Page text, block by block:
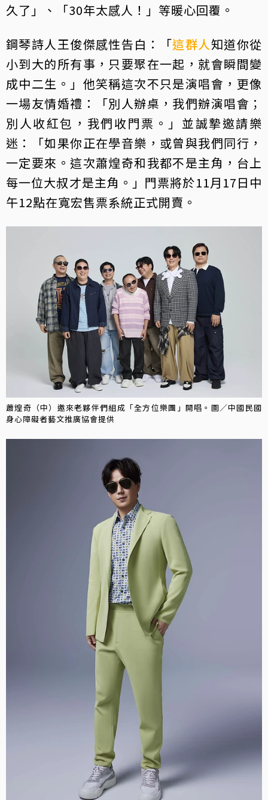
久了」、「30年太感人！」等暖心回覆。
鋼琴詩人王俊傑感性告白：「這群人知道你從
小到大的所有事，只要聚在一起，就會瞬間變
成中二生。」他笑稱這次不只是演唱會，更像
一場友情婚禮：「別人辦桌，我們辦演唱會；
別人收紅包，我們收門票。」並誠摯邀請樂
迷：「如果你正在學音樂，或曾與我們同行，
一定要來。這次蕭煌奇和我都不是主角，台上
每一位大叔才是主角。」門票將於11月17日中
午12點在寬宏售票系統正式開賣。
蕭煌奇（中）邀來老夥伴們組成「全方位樂團」開唱。圖／中國民國
身心障礙者藝文推廣協會提供